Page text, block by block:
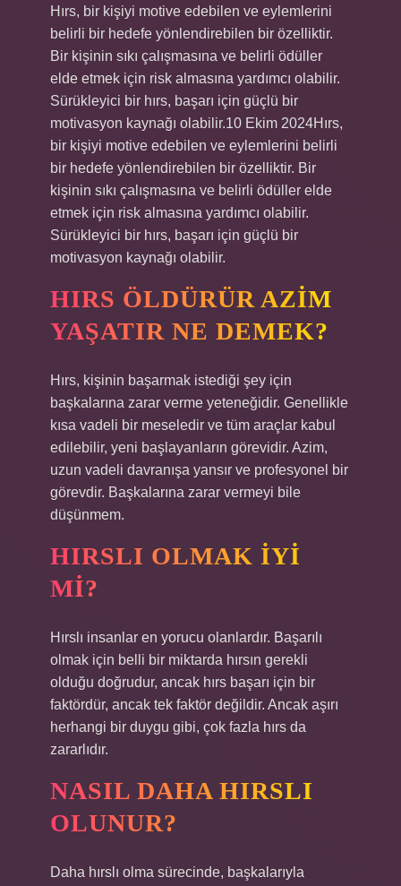
Hırs, bir kişiyi motive edebilen ve eylemlerini
belirli bir hedefe yönlendirebilen bir özelliktir.
Bir kişinin sıkı çalışmasına ve belirli ödüller
elde etmek için risk almasına yardımcı olabilir.
Sürükleyici bir hırs, başarı için güçlü bir
motivasyon kaynağı olabilir.10 Ekim 2024Hırs,
bir kişiyi motive edebilen ve eylemlerini belirli
bir hedefe yönlendirebilen bir özelliktir. Bir
kişinin sıkı çalışmasına ve belirli ödüller elde
etmek için risk almasına yardımcı olabilir.
Sürükleyici bir hırs, başarı için güçlü bir
motivasyon kaynağı olabilir.
HIRS ÖLDÜRÜR AZIM
YAŞATIR NE DEMEK?
Hırs, kişinin başarmak istediği şey için
başkalarına zarar verme yeteneğidir. Genellikle
kısa vadeli bir meseledir ve tüm araçlar kabul
edilebilir, yeni başlayanların görevidir. Azim,
uzun vadeli davranışa yansır ve profesyonel bir
görevdir. Başkalarına zarar vermeyi bile
düşünmem.
HIRSLI OLMAK IYI
MI?
Hırslı insanlar en yorucu olanlardır. Başarılı
olmak için belli bir miktarda hırsın gerekli
olduğu doğrudur, ancak hırs başarı için bir
faktördür, ancak tek faktör değildir. Ancak aşırı
herhangi bir duygu gibi, çok fazla hırs da
zararlıdır.
NASIL DAHA HIRSLI
OLUNUR?
Daha hırslı olma sürecinde, başkalarıyla